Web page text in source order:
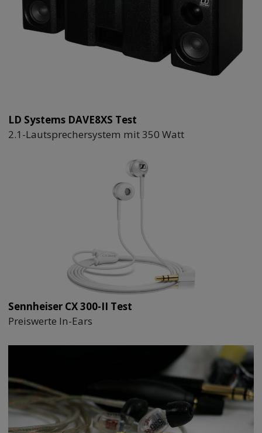
LD Systems DAVE8XS Test
2.1-Lautsprechersystem mit 350 Watt
Sennheiser CX 300-II Test
Preiswerte In-Ears